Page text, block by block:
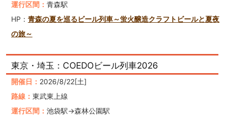
運行区間： 青森駅
HP： 青森の夏を巡るビール列車～蛍火醸造クラフトビールと夏夜
の旅～
東京・埼玉：COEDOビール列車2026
開催日： 2026/8/22[土]
路線： 東武東上線
運行区間： 池袋駅→森林公園駅